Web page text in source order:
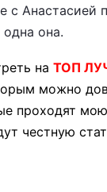
с Анастасией
она.
на ТОП
можно
проходят
честную